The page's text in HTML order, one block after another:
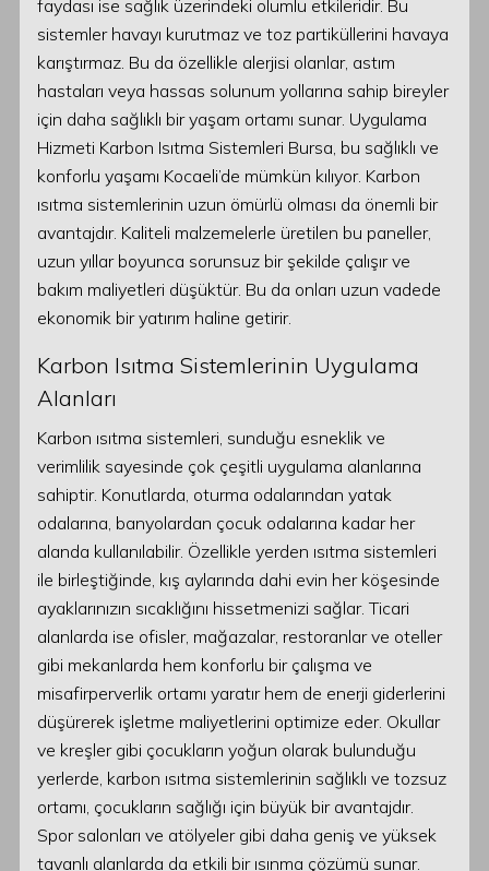
faydası ise sağlık üzerindeki olumlu etkileridir. Bu
sistemler havayı kurutmaz ve toz partiküllerini havaya
karıştırmaz. Bu da özellikle alerjisi olanlar, astım
hastaları veya hassas solunum yollarına sahip bireyler
için daha sağlıklı bir yaşam ortamı sunar. Uygulama
Hizmeti Karbon Isıtma Sistemleri Bursa, bu sağlıklı ve
konforlu yaşamı Kocaeli’de mümkün kılıyor. Karbon
ısıtma sistemlerinin uzun ömürlü olması da önemli bir
avantajdır. Kaliteli malzemelerle üretilen bu paneller,
uzun yıllar boyunca sorunsuz bir şekilde çalışır ve
bakım maliyetleri düşüktür. Bu da onları uzun vadede
ekonomik bir yatırım haline getirir.
Karbon Isıtma Sistemlerinin Uygulama
Alanları
Karbon ısıtma sistemleri, sunduğu esneklik ve
verimlilik sayesinde çok çeşitli uygulama alanlarına
sahiptir. Konutlarda, oturma odalarından yatak
odalarına, banyolardan çocuk odalarına kadar her
alanda kullanılabilir. Özellikle yerden ısıtma sistemleri
ile birleştiğinde, kış aylarında dahi evin her köşesinde
ayaklarınızın sıcaklığını hissetmenizi sağlar. Ticari
alanlarda ise ofisler, mağazalar, restoranlar ve oteller
gibi mekanlarda hem konforlu bir çalışma ve
misafirperverlik ortamı yaratır hem de enerji giderlerini
düşürerek işletme maliyetlerini optimize eder. Okullar
ve kreşler gibi çocukların yoğun olarak bulunduğu
yerlerde, karbon ısıtma sistemlerinin sağlıklı ve tozsuz
ortamı, çocukların sağlığı için büyük bir avantajdır.
Spor salonları ve atölyeler gibi daha geniş ve yüksek
tavanlı alanlarda da etkili bir ısınma çözümü sunar.